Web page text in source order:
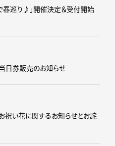
春巡り♪」開催決定＆受付開始
日券販売のお知らせ
祝い花に関するお知らせとお詫